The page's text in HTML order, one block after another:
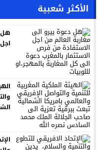
الأكثر شعبية
هل